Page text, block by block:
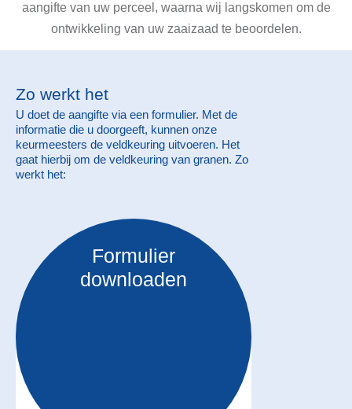
aangifte van uw perceel, waarna wij langskomen om de
ontwikkeling van uw zaaizaad te beoordelen.
Zo werkt het
U doet de aangifte via een formulier. Met de
informatie die u doorgeeft, kunnen onze
keurmeesters de veldkeuring uitvoeren. Het
gaat hierbij om de veldkeuring van granen. Zo
werkt het:
Formulier
downloaden